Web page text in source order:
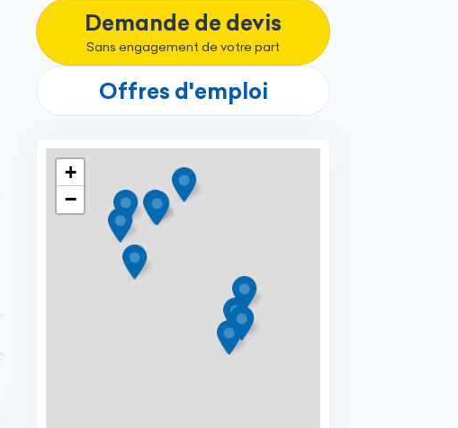
Demande de devis
Sans engagement de votre part
Offres d'emploi
+
−